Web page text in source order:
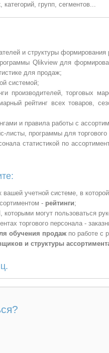
категорий, групп, сегментов...
и структуры формирования
Qlikview для
для продаж;
системой;
производителей, торговых
рейтинг всех товаров,
и правила работы с
листы, программы для торгового
статистикой по
учетной системе, в
- рейтинги;
могут пользоваться
торгового персонала -
обучения продаж по работе с
и структуры